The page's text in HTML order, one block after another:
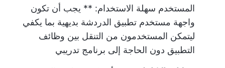
المستخدم سهلة الاستخدام: ** يجب أن تكون
واجهة مستخدم تطبيق الدردشة بديهية بما يكفي
ليتمكن المستخدمون من التنقل بين وظائف
التطبيق دون الحاجة إلى برنامج تدريبي